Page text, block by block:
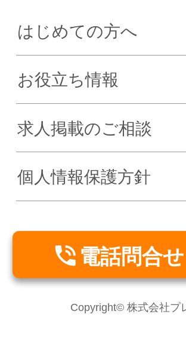
はじめての方へ
お役立ち情報
求人掲載のご相談
個人情報保護方針
 電話問合せ
Copyright© 株式会社プ